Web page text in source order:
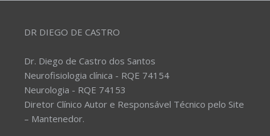
DR DIEGO DE CASTRO
Dr. Diego de Castro dos Santos
Neurofisiologia clínica - RQE 74154
Neurologia - RQE 74153
Diretor Clínico Autor e Responsável Técnico pelo Site
– Mantenedor.